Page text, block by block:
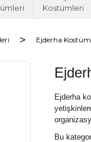
Kostümleri
Ejderha
Ejderha
Bu